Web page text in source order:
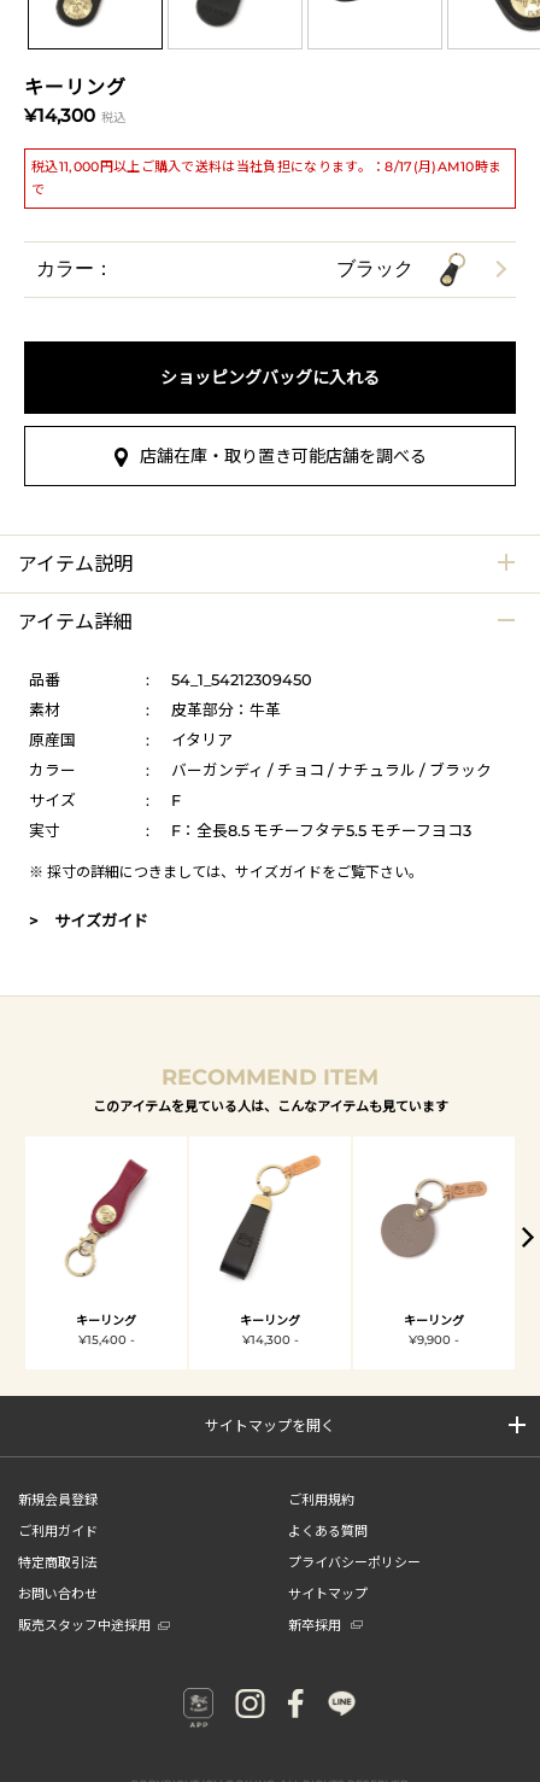
キーリング
¥14,300 税込
税込11,000円以上ご購入で送料は当社負担になります。：8/17(月)AM10時ま
で
カラー： ブラック
ショッピングバッグに入れる
店舗在庫・取り置き可能店舗を調べる
アイテム説明
アイテム詳細
品番 :
54_1_54212309450
素材
:
皮革部分：牛革
原産国
:
イタリア
カラー
:
バーガンディ / チョコ / ナチュラル / ブラック
サイズ
:
F
実寸
: F：全長8.5 モチーフタテ5.5 モチーフヨコ3
※ 採寸の詳細につきましては、 サイズガイドをご覧下さい。
> サイズガイド
RECOMMEND ITEM
このアイテムを見ている人は、こんなアイテムも見ています
キーリング
¥15,400 -
キーリング
¥14,300 -
キーリング
¥9,900 -
サイトマップを開く
新規会員登録
ご利用規約
ご利用ガイド
よくある質問
特定商取引法
プライバシーポリシー
お問い合わせ
サイトマップ
販売スタッフ中途採用
新卒採用